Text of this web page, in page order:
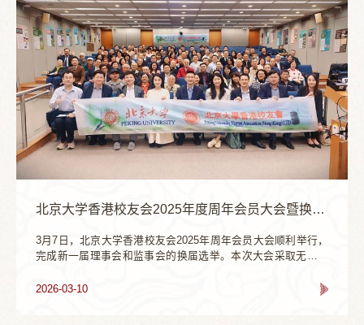
俱乐部、中共北京市海淀区四季青镇委员会、...
北京大学香港校友会2025年度周年会员大会暨换届选举顺利举行
3月7日，北京大学香港校友会2025年周年会员大会顺利举行，
完成新一届理事会和监事会的换届选举。本次大会采取无记名
则下，大会选举产生新一届理事会和监事会，刘祖繁当选北京
2026-03-10